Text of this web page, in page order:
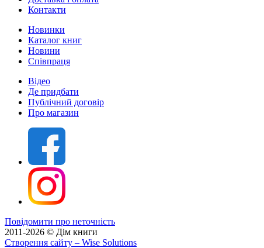
Контакти
Новинки
Каталог книг
Новини
Співпраця
Відео
Де придбати
Публічний договір
Про магазин
Повідомити про неточність
2011-2026 © Дім книги
Створення сайту – Wise Solutions